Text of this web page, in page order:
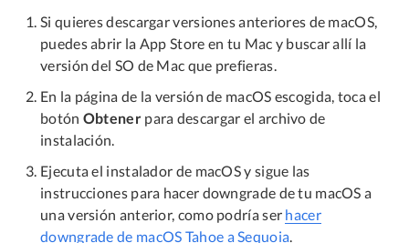
Si quieres descargar versiones anteriores de macOS,
puedes abrir la App Store en tu Mac y buscar allí la
versión del SO de Mac que prefieras.
En la página de la versión de macOS escogida, toca el
botón Obtenerpara descargar el archivo de
instalación.
Ejecuta el instalador de macOS y sigue las
instrucciones para hacer downgrade de tu macOS a
una versión anterior, como podría ser hacer
downgrade de macOS Tahoe a Sequoia.